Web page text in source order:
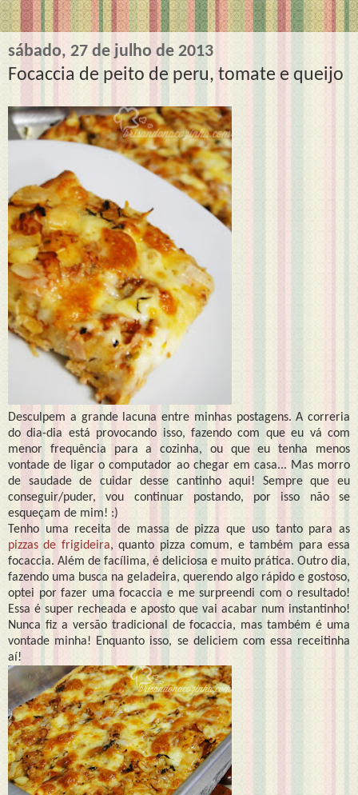
sábado, 27 de julho de 2013
Focaccia de peito de peru, tomate e queijo
Desculpem a grande lacuna entre minhas postagens. A correria
do dia-dia está provocando isso, fazendo com que eu vá com
menor frequência para a cozinha, ou que eu tenha menos
vontade de ligar o computador ao chegar em casa... Mas morro
de saudade de cuidar desse cantinho aqui! Sempre que eu
conseguir/puder, vou continuar postando, por isso não se
esqueçam de mim! :)
Tenho uma receita de massa de pizza que uso tanto para as
pizzas de frigideira, quanto pizza comum, e também para essa
focaccia. Além de facílima, é deliciosa e muito prática. Outro dia,
fazendo uma busca na geladeira, querendo algo rápido e gostoso,
optei por fazer uma focaccia e me surpreendi com o resultado!
Essa é super recheada e aposto que vai acabar num instantinho!
Nunca fiz a versão tradicional de focaccia, mas também é uma
vontade minha! Enquanto isso, se deliciem com essa receitinha
aí!